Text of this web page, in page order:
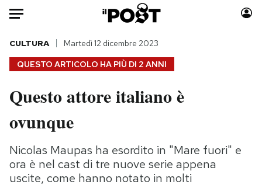
Auto
HOME
Italia
Politica
Tecnologia
Internet
Scienza
Moda
Storie/Idee
Ok Boomer!
Media
QUESTO ARTICOLO HA PIÙ DI 2 ANNI
CULTURA Martedì 12 dicembre 2023
Questo attore italiano è
ovunque
Nicolas Maupas ha esordito in "Mare fuori" e
ora è nel cast di tre nuove serie appena
uscite, come hanno notato in molti